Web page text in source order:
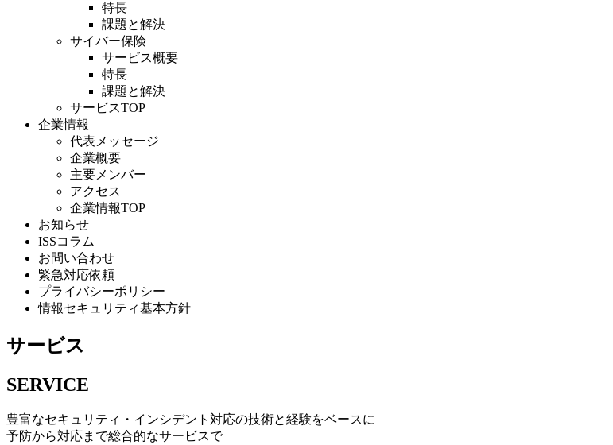
特長
課題と解決
サイバー保険
サービス概要
特長
課題と解決
サービスTOP
企業情報
代表メッセージ
企業概要
主要メンバー
アクセス
企業情報TOP
お知らせ
ISSコラム
お問い合わせ
緊急対応依頼
プライバシーポリシー
情報セキュリティ基本方針
サービス
SERVICE
豊富なセキュリティ・インシデント対応の技術と経験をベースに
予防から対応まで総合的なサービスで